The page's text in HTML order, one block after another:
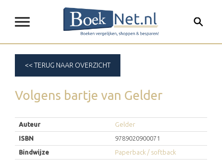
<< TERUG NAAR OVERZICHT
Volgens bartje van Gelder
Auteur
Gelder
ISBN
9789020900071
Bindwijze
Paperback / softback